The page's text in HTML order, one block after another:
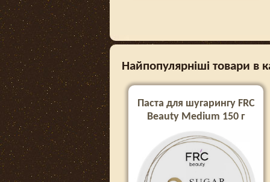
Найпопулярніші товари в
Паста для шугарингу FRC
Beauty Medium 150 г